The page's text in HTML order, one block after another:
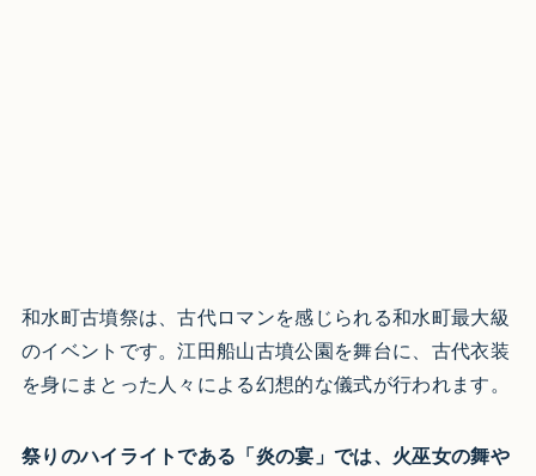
和水町古墳祭は、古代ロマンを感じられる和水町最大級
のイベントです。江田船山古墳公園を舞台に、古代衣装
を身にまとった人々による幻想的な儀式が行われます。
祭りのハイライトである「炎の宴」では、火巫女の舞や